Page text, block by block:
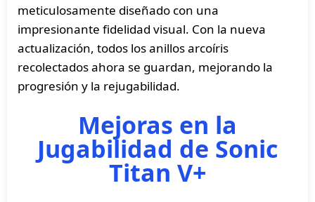
meticulosamente diseñado con una
impresionante fidelidad visual. Con la nueva
actualización, todos los anillos arcoíris
recolectados ahora se guardan, mejorando la
progresión y la rejugabilidad.
Mejoras en la
Jugabilidad de Sonic
Titan V+